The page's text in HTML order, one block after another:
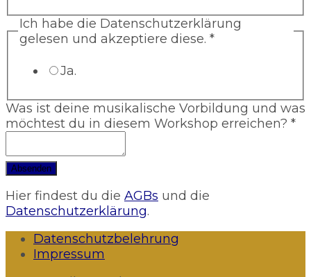
Ich habe die Datenschutzerklärung
gelesen und akzeptiere diese. *
Ja.
Was ist deine musikalische Vorbildung und was
möchtest du in diesem Workshop erreichen? *
Absenden
Hier findest du die AGBs und die
Datenschutzerklärung.
Datenschutzbelehrung
Impressum